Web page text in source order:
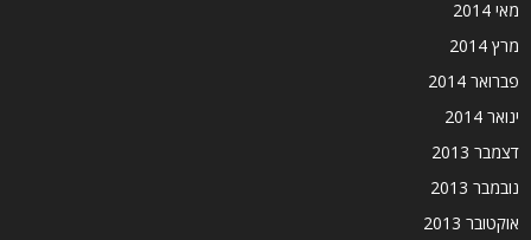
מאי 2014
מרץ 2014
פברואר 2014
ינואר 2014
דצמבר 2013
נובמבר 2013
אוקטובר 2013